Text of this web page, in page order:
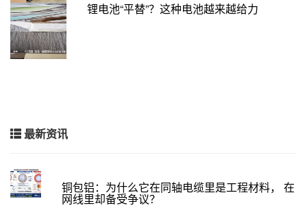
锂电池“平替”？这种电池越来越给力
最新资讯
铜包铝：为什么它在同轴电缆里是工程材料， 在
网线里却备受争议？